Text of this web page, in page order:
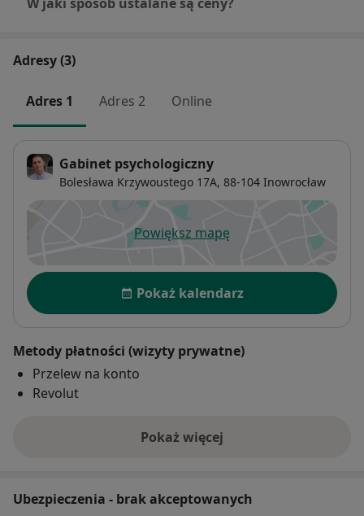
W jaki sposób ustalane są ceny?
Adresy (3)
Adres 1 Adres 2 Online
Gabinet psychologiczny
Bolesława Krzywoustego 17A, 88-104 Inowrocław
Powiększ mapęotwiera się w nowej karcie
Dostępność
Pokaż kalendarz
Metody płatności (wizyty prywatne)
Przelew na konto
Revolut
Pokaż więcej
o adresie
Ubezpieczenia - brak akceptowanych